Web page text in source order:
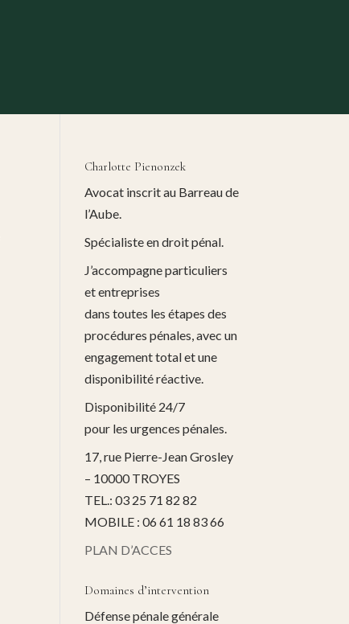
Charlotte Pienonzek
Avocat inscrit au Barreau de
l’Aube.
Spécialiste en droit pénal.
J’accompagne particuliers
et entreprises
dans toutes les étapes des
procédures pénales, avec un
engagement total et une
disponibilité réactive.
Disponibilité 24/7
pour les urgences pénales.
17, rue Pierre-Jean Grosley
– 10000 TROYES
TEL.: 03 25 71 82 82
MOBILE : 06 61 18 83 66
PLAN D’ACCES
Domaines d’intervention
Défense pénale générale